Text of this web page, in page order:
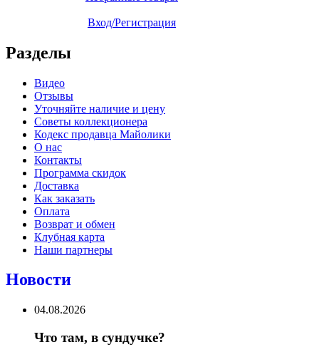
Вход/Регистрация
Разделы
Видео
Отзывы
Уточняйте наличие и цену
Советы коллекционера
Кодекс продавца Майолики
О нас
Контакты
Программа скидок
Доставка
Как заказать
Оплата
Возврат и обмен
Клубная карта
Наши партнеры
Новости
04.08.2026
Что там, в сундучке?